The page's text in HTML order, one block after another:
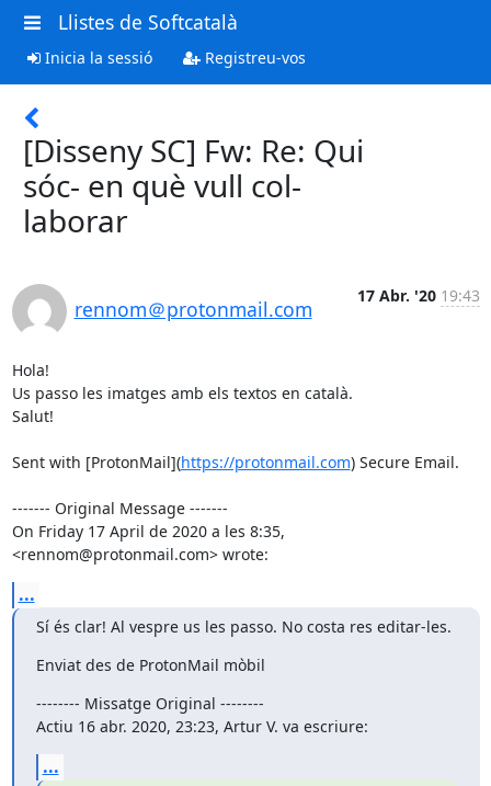
Llistes de Softcatalà
Inicia la sessió Registreu-vos
[Disseny SC] Fw: Re: Qui
sóc- en què vull col-
laborar
rennom＠protonmail.com
17 Abr. '20 19:43
Hola!
Us passo les imatges amb els textos en català.
Salut!
Sent with [ProtonMail](https://protonmail.com) Secure Email.
‐‐‐‐‐‐‐ Original Message ‐‐‐‐‐‐‐
On Friday 17 April de 2020 a les 8:35,
<rennom@protonmail.com> wrote:
...
Sí és clar! Al vespre us les passo. No costa res editar-les.
Enviat des de ProtonMail mòbil
-------- Missatge Original --------
Actiu 16 abr. 2020, 23:23, Artur V. va escriure:
...